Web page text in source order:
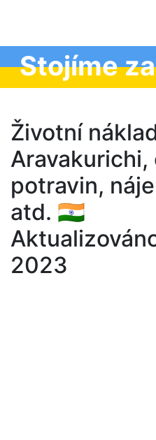
Stojíme
Životní
Aravakurichi,
potravin,
atd. 🇮🇳
2023